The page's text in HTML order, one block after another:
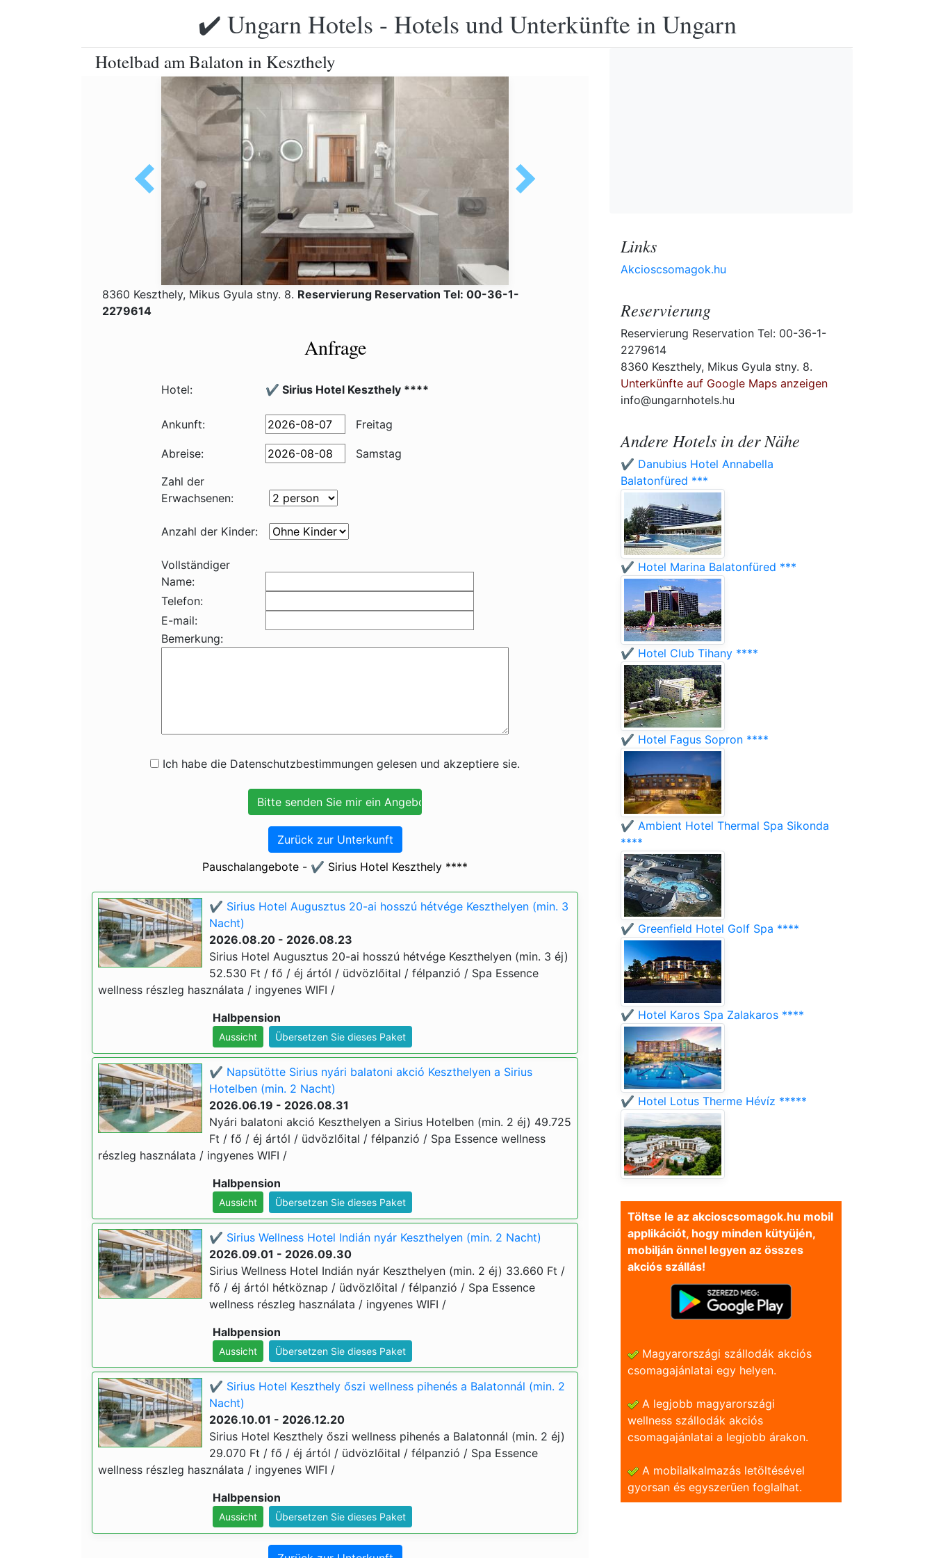
✔️ Ungarn Hotels - Hotels und Unterkünfte in Ungarn
Hotelbad am Balaton in Keszthely
8360 Keszthely, Mikus Gyula stny. 8. Reservierung Reservation Tel: 00-36-1-
2279614
Anfrage
Hotel: ✔️ Sirius Hotel Keszthely ****
Ankunft: Freitag
Abreise:
Samstag
Zahl der
Erwachsenen:
Anzahl der Kinder:
Vollständiger
Name:
Telefon:
E-mail:
Bemerkung:
Ich habe die Datenschutzbestimmungen gelesen und akzeptiere sie.
Zurück zur Unterkunft
Pauschalangebote - ✔️ Sirius Hotel Keszthely ****
✔️ Sirius Hotel Augusztus 20-ai hosszú hétvége Keszthelyen (min. 3
Nacht)
2026.08.20 - 2026.08.23
Sirius Hotel Augusztus 20-ai hosszú hétvége Keszthelyen (min. 3 éj)
52.530 Ft / fő / éj ártól / üdvözlőital / félpanzió / Spa Essence
wellness részleg használata / ingyenes WIFI /
Halbpension
Aussicht Übersetzen Sie dieses Paket
✔️ Napsütötte Sirius nyári balatoni akció Keszthelyen a Sirius
Hotelben (min. 2 Nacht)
2026.06.19 - 2026.08.31
Nyári balatoni akció Keszthelyen a Sirius Hotelben (min. 2 éj) 49.725
Ft / fő / éj ártól / üdvözlőital / félpanzió / Spa Essence wellness
részleg használata / ingyenes WIFI /
Halbpension
Aussicht Übersetzen Sie dieses Paket
✔️ Sirius Wellness Hotel Indián nyár Keszthelyen (min. 2 Nacht)
2026.09.01 - 2026.09.30
Sirius Wellness Hotel Indián nyár Keszthelyen (min. 2 éj) 33.660 Ft /
fő / éj ártól hétköznap / üdvözlőital / félpanzió / Spa Essence
wellness részleg használata / ingyenes WIFI /
Halbpension
Aussicht Übersetzen Sie dieses Paket
✔️ Sirius Hotel Keszthely őszi wellness pihenés a Balatonnál (min. 2
Nacht)
2026.10.01 - 2026.12.20
Sirius Hotel Keszthely őszi wellness pihenés a Balatonnál (min. 2 éj)
29.070 Ft / fő / éj ártól / üdvözlőital / félpanzió / Spa Essence
wellness részleg használata / ingyenes WIFI /
Halbpension
Aussicht Übersetzen Sie dieses Paket
Links
Akcioscsomagok.hu
Reservierung
Reservierung Reservation Tel: 00-36-1-
2279614
8360 Keszthely, Mikus Gyula stny. 8.
Unterkünfte auf Google Maps anzeigen
info@ungarnhotels.hu
Andere Hotels in der Nähe
✔️ Danubius Hotel Annabella
Balatonfüred ***
✔️ Hotel Marina Balatonfüred ***
✔️ Hotel Club Tihany ****
✔️ Hotel Fagus Sopron ****
✔️ Ambient Hotel Thermal Spa Sikonda
****
✔️ Greenfield Hotel Golf Spa ****
✔️ Hotel Karos Spa Zalakaros ****
✔️ Hotel Lotus Therme Hévíz *****
Töltse le az akcioscsomagok.hu mobil
applikációt, hogy minden kütyüjén,
mobilján önnel legyen az összes
akciós szállás!
Magyarországi szállodák akciós
csomagajánlatai egy helyen.
A legjobb magyarországi
wellness szállodák akciós
csomagajánlatai a legjobb árakon.
A mobilalkalmazás letöltésével
gyorsan és egyszerũen foglalhat.